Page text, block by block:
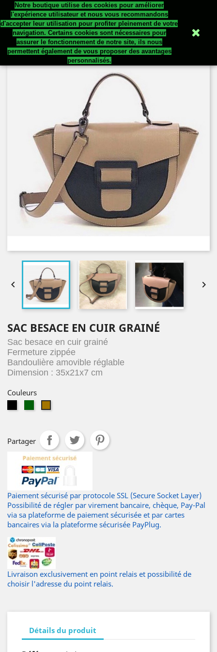

 
SAC BESACE EN CUIR GRAINÉ
Sac besace en cuir grainé
Fermeture zippée
Bandoulière amovible réglable
Dimension : 35x21x7 cm
Couleurs
Partager
Paiement sécurisé par protocole SSL (Secure Socket Layer)
Possibilité de régler par virement bancaire, chèque, Pay-Pal
via sa plateforme de paiement sécurisée et par cartes
bancaires via la plateforme sécurisée PayPlug.
Livraison exclusivement en point relais et possibilité de
choisir l'adresse du point relais.
Détails du produit
Notre boutique utilise des cookies pour améliorer
l'expérience utilisateur et nous vous recommandons
d'accepter leur utilisation pour profiter pleinement de votre
navigation. Certains cookies sont nécessaires pour
assurer le fonctionnement de notre site, ils nous
permettent également de vous proposer des avantages
personnalisés.